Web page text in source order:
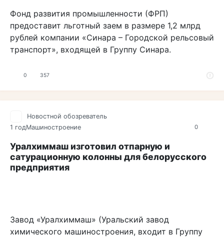
Фонд развития промышленности (ФРП)
предоставит льготный заем в размере 1,2 млрд
рублей компании «Синара – Городской рельсовый
транспорт», входящей в Группу Синара.
0 357
0
Новостной обозреватель
1 годМашиностроение
Уралхиммаш изготовил отпарную и
сатурационную колонны для белорусского
предприятия
Завод «Уралхиммаш» (Уральский завод
химического машиностроения, входит в Группу